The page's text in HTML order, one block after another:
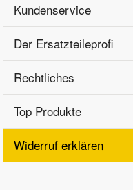
Kundenservice
Der Ersatzteileprofi
Rechtliches
Top Produkte
Widerruf erklären